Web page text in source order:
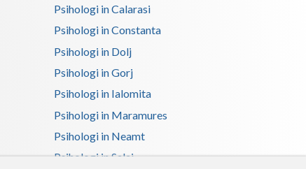
Valcea
Vaslui
Psihologi in Calarasi
Psihologi in Constanta
Psihologi in Dolj
Psihologi in Gorj
Psihologi in Ialomita
Psihologi in Maramures
Psihologi in Neamt
Psihologi in Salaj